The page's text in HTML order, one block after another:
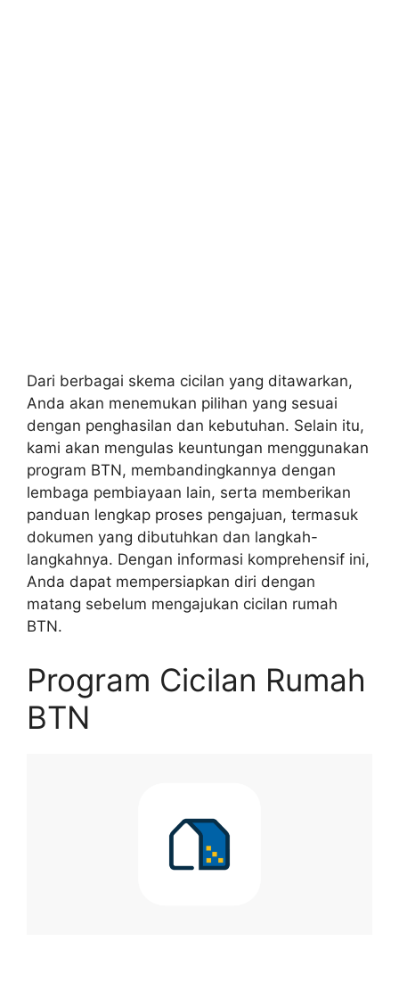
Dari berbagai skema cicilan yang ditawarkan,
Anda akan menemukan pilihan yang sesuai
dengan penghasilan dan kebutuhan. Selain itu,
kami akan mengulas keuntungan menggunakan
program BTN, membandingkannya dengan
lembaga pembiayaan lain, serta memberikan
panduan lengkap proses pengajuan, termasuk
dokumen yang dibutuhkan dan langkah-
langkahnya. Dengan informasi komprehensif ini,
Anda dapat mempersiapkan diri dengan
matang sebelum mengajukan cicilan rumah
BTN.
Program Cicilan Rumah
BTN